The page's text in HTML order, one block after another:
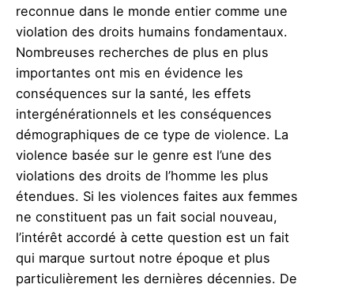
reconnue dans le monde entier comme une
violation des droits humains fondamentaux.
Nombreuses recherches de plus en plus
importantes ont mis en évidence les
conséquences sur la santé, les effets
intergénérationnels et les conséquences
démographiques de ce type de violence. La
violence basée sur le genre est l’une des
violations des droits de l’homme les plus
étendues. Si les violences faites aux femmes
ne constituent pas un fait social nouveau,
l’intérêt accordé à cette question est un fait
qui marque surtout notre époque et plus
particulièrement les dernières décennies. De